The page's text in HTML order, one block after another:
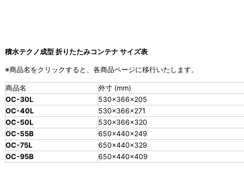
積水テクノ成型 折りたたみコンテナ サイズ表
※商品名をクリックすると、各商品ページに移行いたします。
商品名 外寸 (mm)
OC-30L
530×366×205
OC-40L
530×366×271
OC-50L
530×366×320
OC-55B
650×440×249
OC-75L
650×440×329
OC-95B
650×440×409